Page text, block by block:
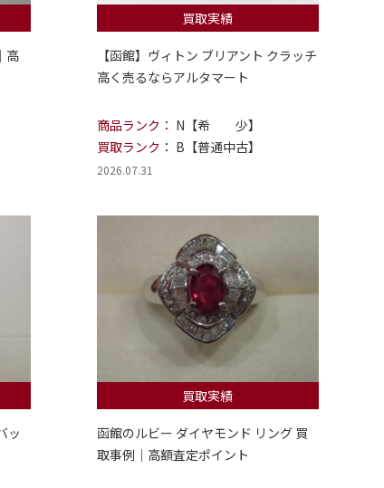
高
買取実績
【函館】ヴィトン ブリアント クラッチ
高く売るならアルタマート
商品ランク： N【希 少】
買取ランク： B【普通中古】
2026.07.31
ッ
買取実績
函館のルビー ダイヤモンド リング 買
取事例｜高額査定ポイント